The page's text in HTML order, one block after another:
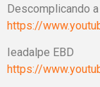
Descomplicando
https://
Ieadalpe EBD
https://